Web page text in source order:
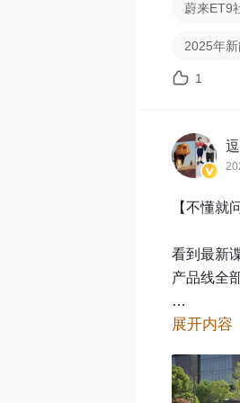
蔚来ET9
2025年
1
【不懂
看到最新
产品线全
方程豹8
@陈大个
展开内容